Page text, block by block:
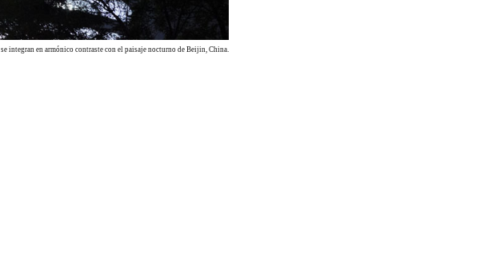
se integran en armónico contraste con el paisaje nocturno de Beijin, China.